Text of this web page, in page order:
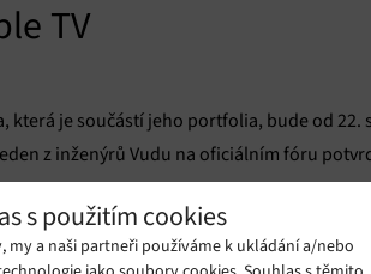
s použitím cookies
my a naši partneři používáme k ukládání a/nebo
TV
je součástí jeho portfolia, bude od 22.
z inženýrů Vudu na oficiálním fóru
nebo si je zakoupit. Další plusem Vudu